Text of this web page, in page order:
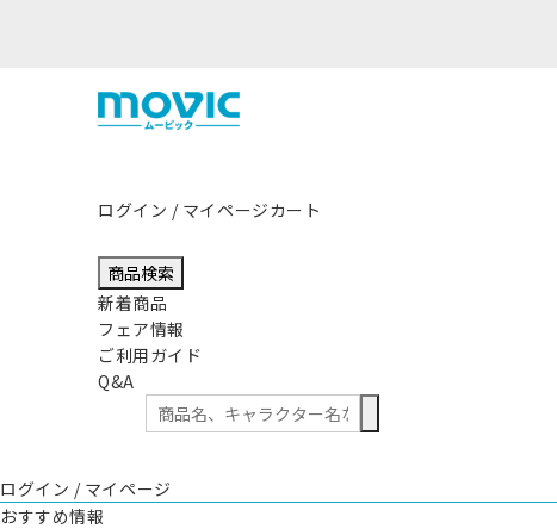
ログイン / マイページカート
商品検索
新着商品
フェア情報
ご利用ガイド
Q&A
ログイン / マイページ
おすすめ情報